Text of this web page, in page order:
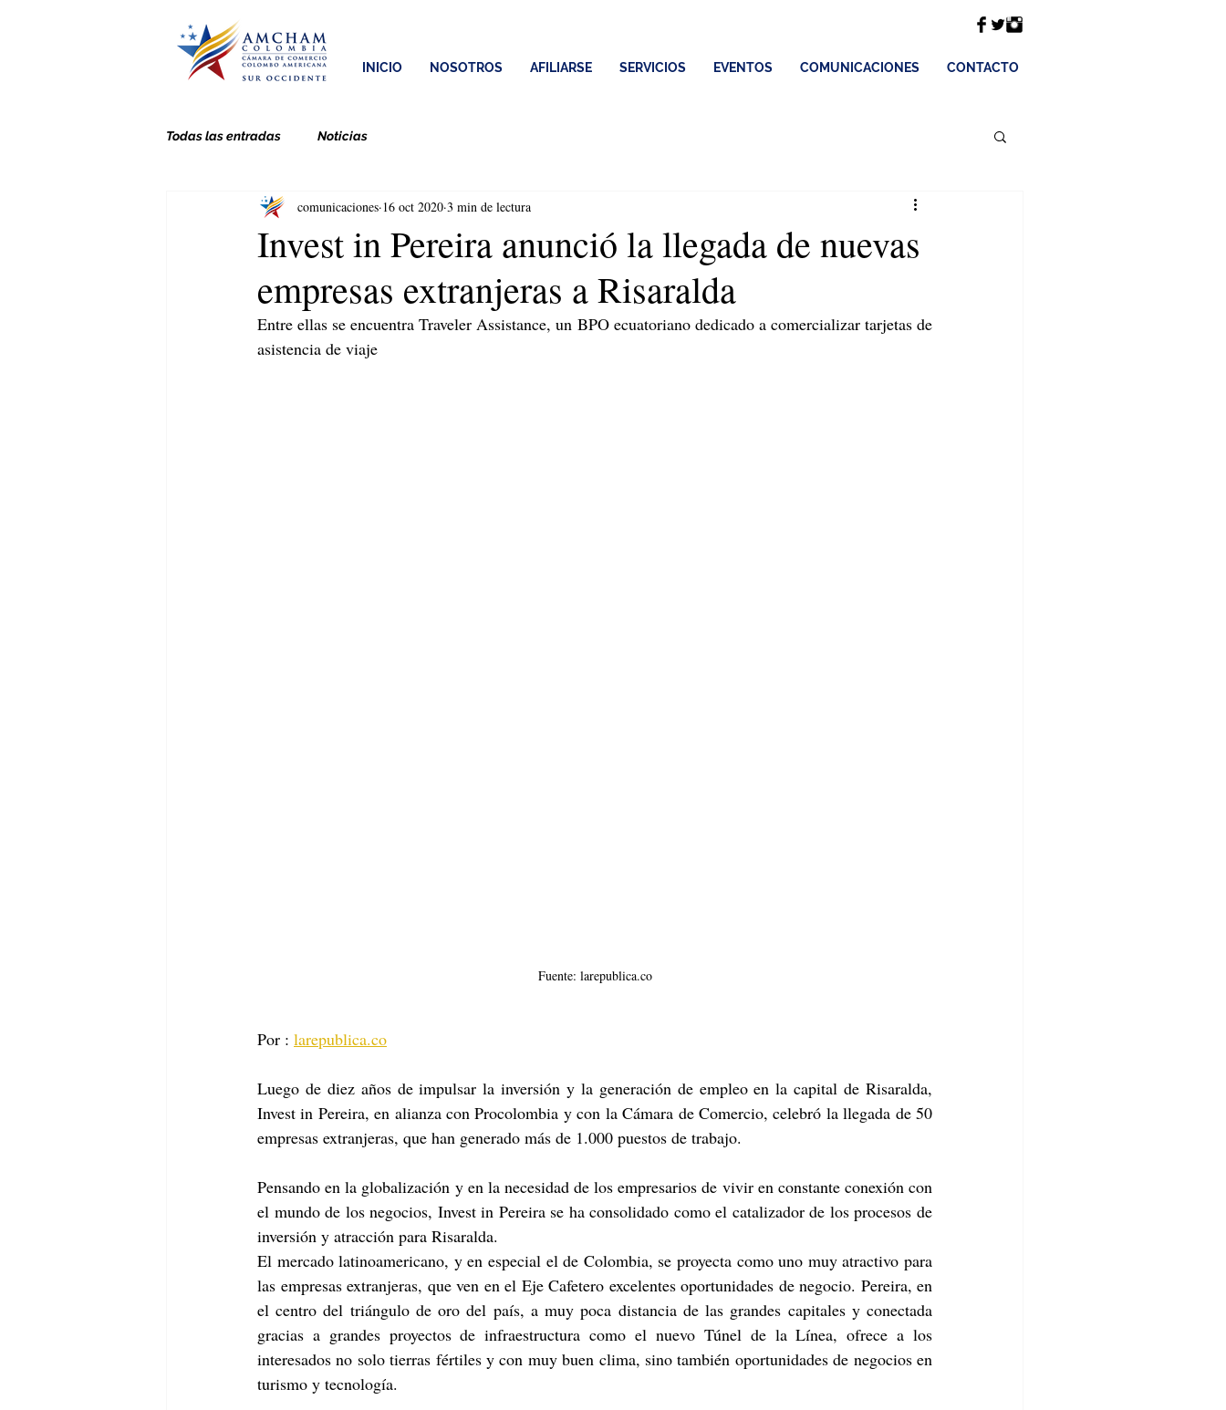
INICIO NOSOTROS AFILIARSE SERVICIOS EVENTOS COMUNICACIONES CONTACTO
Todas las entradas Noticias
Invest in Pereira anunció la llegada de nuevas
empresas extranjeras a Risaralda
comunicaciones 16 oct 2020 3 min de lectura
Entre ellas se encuentra Traveler Assistance, un BPO ecuatoriano dedicado a comercializar tarjetas de
asistencia de viaje
Fuente: larepublica.co
Por : larepublica.co
Luego de diez años de impulsar la inversión y la generación de empleo en la capital de Risaralda,
Invest in Pereira, en alianza con Procolombia y con la Cámara de Comercio, celebró la llegada de 50
empresas extranjeras, que han generado más de 1.000 puestos de trabajo.
Pensando en la globalización y en la necesidad de los empresarios de vivir en constante conexión con
el mundo de los negocios, Invest in Pereira se ha consolidado como el catalizador de los procesos de
inversión y atracción para Risaralda.
El mercado latinoamericano, y en especial el de Colombia, se proyecta como uno muy atractivo para
las empresas extranjeras, que ven en el Eje Cafetero excelentes oportunidades de negocio. Pereira, en
el centro del triángulo de oro del país, a muy poca distancia de las grandes capitales y conectada
gracias a grandes proyectos de infraestructura como el nuevo Túnel de la Línea, ofrece a los
interesados no solo tierras fértiles y con muy buen clima, sino también oportunidades de negocios en
turismo y tecnología.